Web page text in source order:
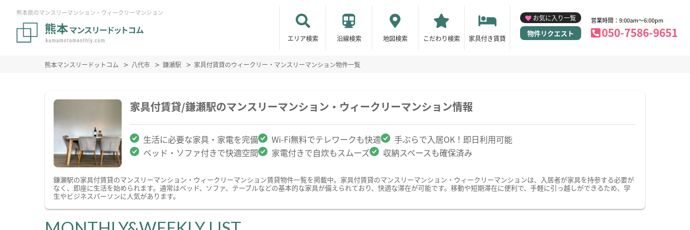
熊本県のマンスリーマンション・ウィークリーマンション
エリア検索 沿線検索 地図検索 こだわり検索 家具付き賃貸
お気に入り一覧
物件リクエスト
営業時間：9:00am～6:00pm
050-7586-9651
熊本マンスリードットコム 八代市 鎌瀬駅 家具付賃貸のウィークリー・マンスリーマンション物件一覧
家具付賃貸/鎌瀬駅のマンスリーマンション・ウィークリーマンション情報
生活に必要な家具・家電を完備 Wi-Fi無料でテレワークも快適
手ぶらで入居OK！即日利用可能
ベッド・ソファ付きで快適空間
家電付きで自炊もスムーズ 収納スペースも確保済み
鎌瀬駅の家具付賃貸のマンスリーマンション・ウィークリーマンション賃貸物件一覧を掲載中。家具付賃貸のマンスリーマンション・ウィークリーマンションは、入居者が家具を持参する必要が
なく、即座に生活を始められます。通常はベッド、ソファ、テーブルなどの基本的な家具が備えられており、快適な滞在が可能です。移動や短期滞在に便利で、手軽に引っ越しができるため、学
生やビジネスパーソンに人気があります。